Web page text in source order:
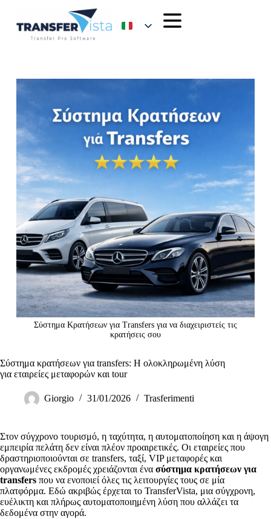
Σύστημα Κρατήσεων για Transfers για να διαχειριστείς τις
κρατήσεις σου
Σύστημα κρατήσεων για transfers: Η ολοκληρωμένη λύση
για εταιρείες μεταφορών και tour
Giorgio 31/01/2026 Trasferimenti
Στον σύγχρονο τουρισμό, η ταχύτητα, η αυτοματοποίηση και η άψογη
εμπειρία πελάτη δεν είναι πλέον προαιρετικές. Οι εταιρείες που
δραστηριοποιούνται σε transfers, ταξί, VIP μεταφορές και
οργανωμένες εκδρομές χρειάζονται ένα σύστημα κρατήσεων για
transfers που να ενοποιεί όλες τις λειτουργίες τους σε μία
πλατφόρμα. Εδώ ακριβώς έρχεται το TransferVista, μια σύγχρονη,
ευέλικτη και πλήρως αυτοματοποιημένη λύση που αλλάζει τα
δεδομένα στην αγορά.